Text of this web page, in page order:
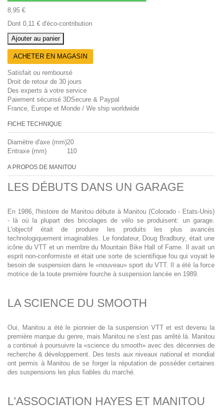
8,95 €
Dont 0,11 € d'éco-contribution
Ajouter au panier
ACHETER EN MAGASIN
Satisfait ou remboursé
Droit de retour de 30 jours
Des experts à votre service
Paiement sécurisé 3DSecure & Paypal
France, Europe et Monde / We ship worldwide
FICHE TECHNIQUE
Diamètre d'axe (mm)20
Entraxe (mm)
110
A PROPOS DE MANITOU
LES DÉBUTS DANS UN GARAGE
En 1986, l'histoire de Manitou débute à Manitou (Colorado - Etats-Unis)
- là où la plupart des bricolages de vélo se produisent: un garage.
L'objectif était de produire les produits les plus avancés
technologiquement imaginables. Le fondateur, Doug Bradbury, était une
icône du VTT et un membre du Mountain Bike Hall of Fame. Il avait un
esprit non-conformiste et était une sorte de scientifique fou qui voyait le
besoin de suspension dans le «nouveau» sport du VTT. Il a été la force
motrice de la toute première fourche à suspension lancée en 1989.
LA SCIENCE DU SMOOTH
Oui, Manitou a été le pionnier de la suspension VTT et est devenu la
première marque du genre, mais Manitou ne s'est pas arrêté là. Manitou
a continué à poursuivre la «science du smooth» avec des décennies de
recherche & développement. Des tests aux niveaux national et mondial
ont permis à Manitou de se forger la réputation de posséder certaines
des suspensions les plus fiables du marché.
L'ASSOCIATION HAYES ET MANITOU